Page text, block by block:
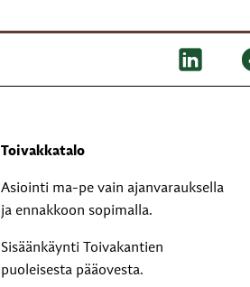
Toivakkatalo
Asiointi ma-pe vain ajanvarauksella
ja ennakkoon sopimalla.
Sisäänkäynti Toivakantien
puoleisesta pääovesta.